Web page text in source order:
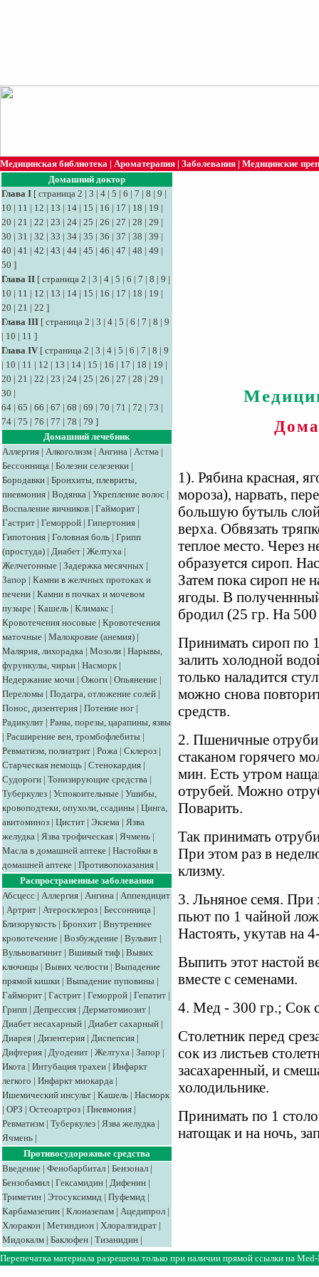
Медицинская библиотека | Ароматерапия | Заболевания | Медицинские
Домашний доктор
Глава I [ страница 2 | 3 | 4 | 5 | 6 | 7 | 8 | 9 |
10 | 11 | 12 | 13 | 14 | 15 | 16 | 17 | 18 | 19 |
20 | 21 | 22 | 23 | 24 | 25 | 26 | 27 | 28 | 29 |
30 | 31 | 32 | 33 | 34 | 35 | 36 | 37 | 38 | 39 |
40 | 41 | 42 | 43 | 44 | 45 | 46 | 47 | 48 | 49 |
50 ]
Глава II [ страница 2 | 3 | 4 | 5 | 6 | 7 | 8 | 9 |
10 | 11 | 12 | 13 | 14 | 15 | 16 | 17 | 18 | 19 |
20 | 21 | 22 ]
Глава III [ страница 2 | 3 | 4 | 5 | 6 | 7 | 8 | 9
| 10 | 11 ]
Глава IV [ страница 2 | 3 | 4 | 5 | 6 | 7 | 8 | 9
| 10 | 11 | 12 | 13 | 14 | 15 | 16 | 17 | 18 | 19 |
20 | 21 | 22 | 23 | 24 | 25 | 26 | 27 | 28 | 29 |
30 |
64 | 65 | 66 | 67 | 68 | 69 | 70 | 71 | 72 | 73 |
74 | 75 | 76 | 77 | 78 | 79 ]
Домашний лечебник
Аллергия | Алкоголизм | Ангина | Астма |
Бессонница | Болезни селезенки |
Бородавки | Бронхиты, плевриты,
пневмония | Водянка | Укрепление волос |
Воспаление яичников | Гайморит |
Гастрит | Геморрой | Гипертония |
Гипотония | Головная боль | Грипп
(простуда) | Диабет | Желтуха |
Желчегонные | Задержка месячных |
Запор | Камни в желчных протоках и
печени | Камни в почках и мочевом
пузыре | Кашель | Климакс |
Кровотечения носовые | Кровотечения
маточные | Малокровие (анемия) |
Малярия, лихорадка | Мозоли | Нарывы,
фурункулы, чирьи | Насморк |
Недержание мочи | Ожоги | Опьянение |
Переломы | Подагра, отложение солей |
Понос, дизентерия | Потение ног |
Радикулит | Раны, порезы, царапины, язвы
| Расширение вен, тромбофлебиты |
Ревматизм, полиатрит | Рожа | Склероз |
Старческая немощь | Стенокардия |
Судороги | Тонизирующие средства |
Туберкулез | Успокоительные | Ушибы,
кровоподтеки, опухоли, ссадины | Цинга,
авитоминоз | Цистит | Экзема | Язва
желудка | Язва трофическая | Ячмень |
Масла в домашней аптеке | Настойки в
домашней аптеке | Противопоказания |
Распространенные заболевания
Абсцесс | Аллергия | Ангина | Аппендицит
| Артрит | Атеросклероз | Бессонница |
Близорукость | Бронхит | Внутреннее
кровотечение | Возбуждение | Вульвит |
Вульвовагинит | Вшивый тиф | Вывих
ключицы | Вывих челюсти | Выпадение
прямой кишки | Выпадение пуповины |
Гайморит | Гастрит | Геморрой | Гепатит |
Грипп | Депрессия | Дерматомиозит |
Диабет несахарный | Диабет сахарный |
Диарея | Дизентерия | Диспепсия |
Дифтерия | Дуоденит | Желтуха | Запор |
Икота | Интубация трахеи | Инфаркт
легкого | Инфаркт миокарда |
Ишемический инсульт | Кашель | Насморк
| ОРЗ | Остеоартроз | Пневмония |
Ревматизм | Туберкулез | Язва желудка |
Ячмень |
Противосудорожные средства
Введение | Фенобарбитал | Бензонал |
Бензобамил | Гексамидин | Дифенин |
Триметин | Этосуксимид | Пуфемид |
Карбамазепин | Клоназепам | Ацедипрол |
Хлоракон | Метиндион | Хлоралгидрат |
Мидокалм | Баклофен | Тизанидин |
1). Рябина красная,
мороза), нарвать,
большую бутыль слой
верха. Обвязать
теплое место. Через
образуется сироп.
Затем пока сироп не
ягоды. В
бродил (25 гр. На
Принимать сироп по
залить холодной
только наладится
можно снова
средств.
2. Пшеничные
стаканом горячего
мин. Есть утром
отрубей. Можно
Поварить.
Так принимать
При этом раз в
клизму.
3. Льняное семя. При
пьют по 1 чайной
Настоять, укутав на
Выпить этот настой
вместе с семенами.
4. Мед - 300 гр.; Сок
Столетник перед
сок из листьев
засахаренный, и
холодильнике.
Принимать по 1
натощак и на ночь,
Перепечатка материала разрешена только при наличии прямой ссылки на